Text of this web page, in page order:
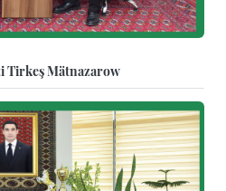
Tirkeş Mätnazarow